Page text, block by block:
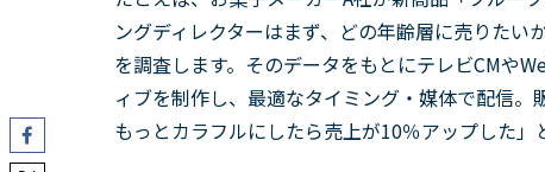
ングディレクターはまず、どの年齢層に売りた
を調査します。そのデータをもとにテレビCMや
ィブを制作し、最適なタイミング・媒体で配信
もっとカラフルにしたら売上が10％アップした」